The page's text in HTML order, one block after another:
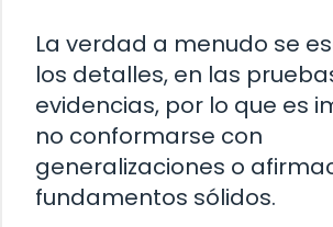
La verdad a menudo se
los detalles, en las
evidencias, por lo que es
no conformarse con
generalizaciones o
fundamentos sólidos.